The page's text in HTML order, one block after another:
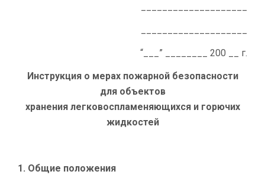
“___” ________ 200 __ г.
Инструкция о ме­рах по­жар­ной безо­пас­но­сти
для объ­ек­тов
хра­не­ния лег­ко­вос­пла­ме­няю­щих­ся и го­рю­чих
жид­ко­стей
1. Общие положения